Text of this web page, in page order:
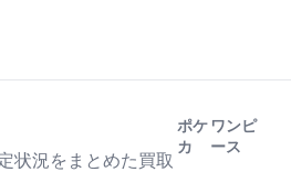
状況をまとめた買取
ポケ
カ
ワンピ
ース